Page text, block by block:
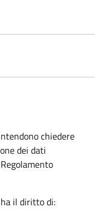
chiedere
dei dati
il diritto di: